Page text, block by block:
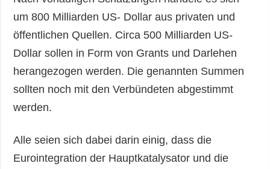
um 800 Milliarden US- Dollar aus privaten und
öffentlichen Quellen. Circa 500 Milliarden US-
Dollar sollen in Form von Grants und Darlehen
herangezogen werden. Die genannten Summen
sollten noch mit den Verbündeten abgestimmt
werden.
Alle seien sich dabei darin einig, dass die
Eurointegration der Hauptkatalysator und die